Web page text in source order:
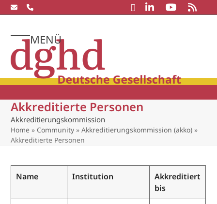
Skip
to
MENÜ
Open
mobile
menu
Close
mobile
menu
Akkreditierte Personen
Akkreditierungskommission
Home » Community »Akkreditierungskommission (akko) »
Akkreditierte Personen
Name Institution
Akkreditiert
bis